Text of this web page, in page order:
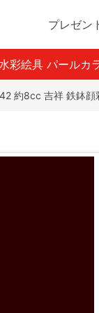
プレゼン
彩絵具 パール
約8cc 吉祥 鉄鉢顔